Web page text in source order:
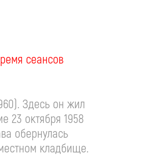
сеансов
Здесь он жил
23 октября 1958
обернулась
кладбище.